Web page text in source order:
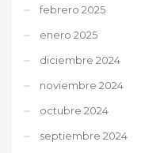
febrero 2025
enero 2025
diciembre 2024
noviembre 2024
octubre 2024
septiembre 2024